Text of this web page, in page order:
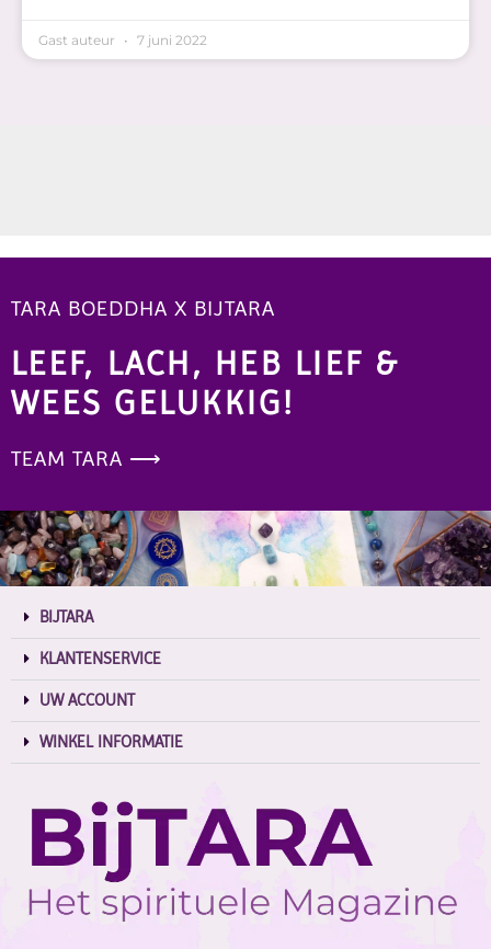
Gast auteur 7 juni 2022
TARA BOEDDHA X BIJTARA
LEEF, LACH, HEB LIEF &
WEES GELUKKIG!
TEAM TARA ⟶
BIJTARA
KLANTENSERVICE
UW ACCOUNT
WINKEL INFORMATIE